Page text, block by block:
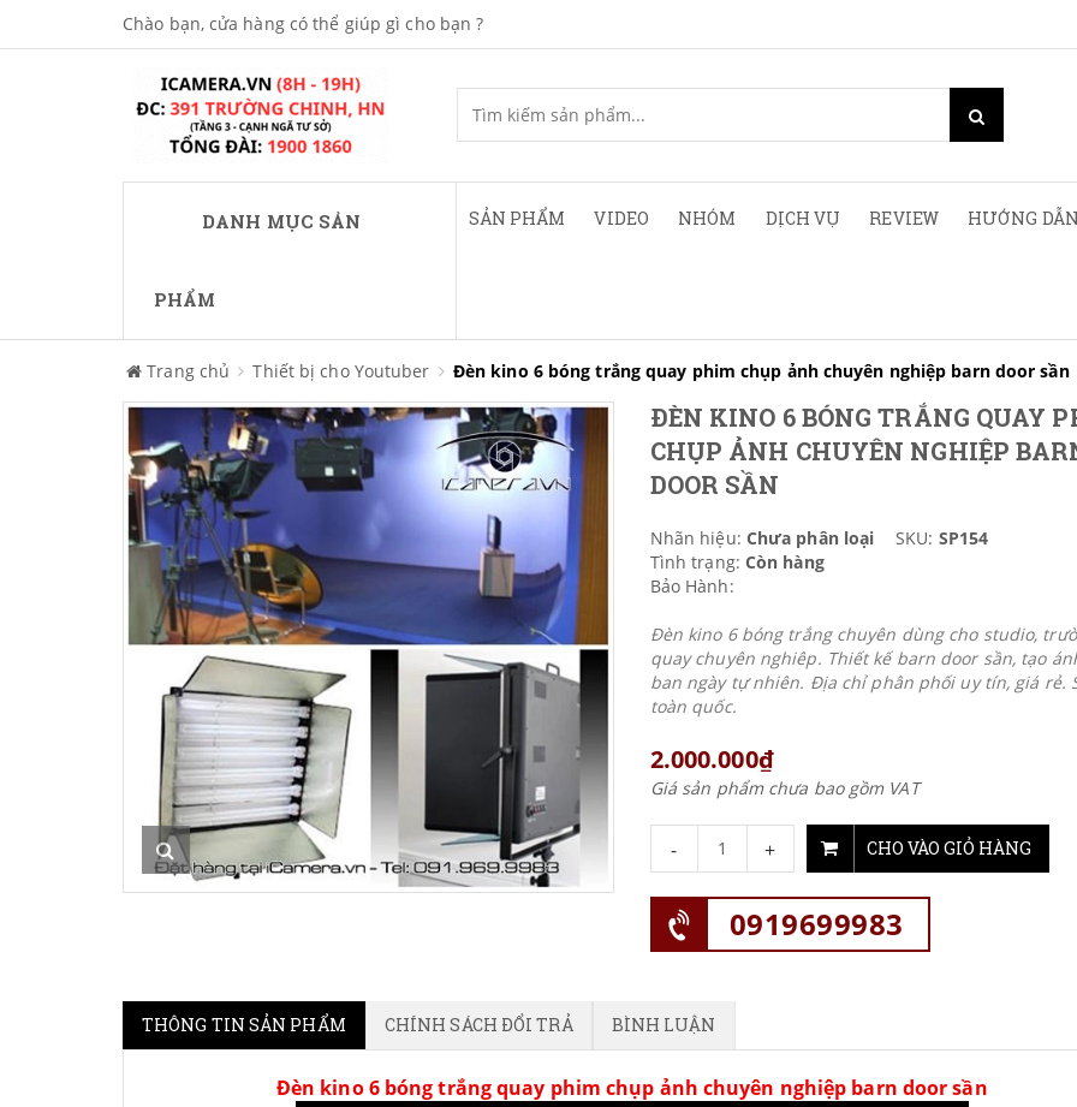
Chào bạn, cửa hàng có thể giúp gì cho bạn ?
DANH MỤC SẢN
PHẨM
SẢN PHẨM VIDEO NHÓM DỊCH VỤ REVIEW HƯỚNG
Trang chủ Thiết bị cho Youtuber Đèn kino 6 bóng trắng quay phim chụp ảnh chuyên nghiệp barn door sần
ĐÈN KINO 6 BÓNG TRẮNG QUAY
CHỤP ẢNH CHUYÊN NGHIỆP
DOOR SẦN
Nhãn hiệu: Chưa phân loại SKU: SP154
Tình trạng: Còn hàng
Bảo Hành:
Đèn kino 6 bóng trắng chuyên dùng cho studio,
quay chuyên nghiêp. Thiết kế barn door sần, tạo
ban ngày tự nhiên. Địa chỉ phân phối uy tín, giá rẻ.
toàn quốc.
2.000.000₫
Giá sản phẩm chưa bao gồm VAT
- + CHO VÀO GIỎ HÀNG
0919699983
THÔNG TIN SẢN PHẨM CHÍNH SÁCH ĐỔI TRẢ BÌNH LUẬN
Đèn kino 6 bóng trắng quay phim chụp ảnh chuyên nghiệp barn door sần